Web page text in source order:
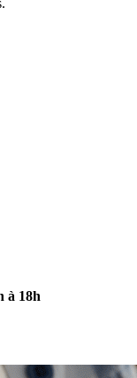
à 18h